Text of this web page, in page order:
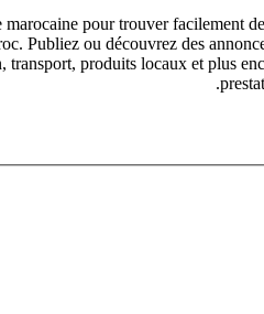
pour trouver facilement
Publiez ou découvrez des
transport, produits locaux et plus